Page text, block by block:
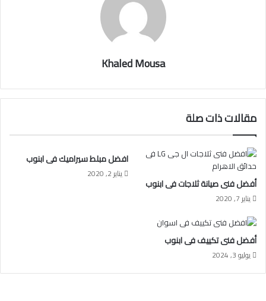
Khaled Mousa
مقالات ذات صلة
أفضل فنى صيانة ثلاجات فى ابنوب
يناير 7, 2020
افضل مبلط سيراميك فى ابنوب
يناير 2, 2020
أفضل فنى تكييف فى ابنوب
يوليو 3, 2024